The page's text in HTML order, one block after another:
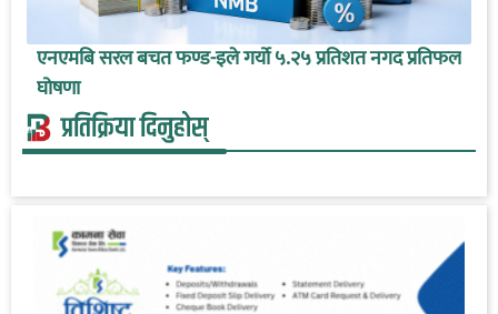
एनएमबि सरल बचत फण्ड-इले गर्यो ५.२५ प्रतिशत नगद प्रतिफल
घोषणा
प्रतिक्रिया दिनुहोस्